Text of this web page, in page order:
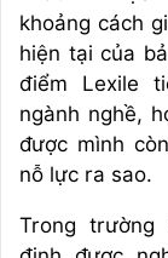
khoảng cách
hiện tại của
điểm Lexile
ngành nghề,
được mình
nỗ lực ra sao.
Trong trường